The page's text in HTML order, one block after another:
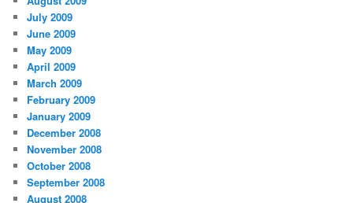
July 2009
June 2009
May 2009
April 2009
March 2009
February 2009
January 2009
December 2008
November 2008
October 2008
September 2008
August 2008